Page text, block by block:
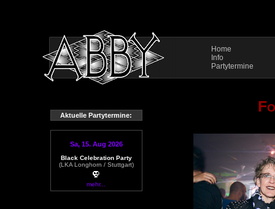
Home
Info
Partytermine
Aktuelle Partytermine:
Sa, 15. Aug 2026
Black Celebration Party
(LKA Longhorn / Stuttgart)
mehr...